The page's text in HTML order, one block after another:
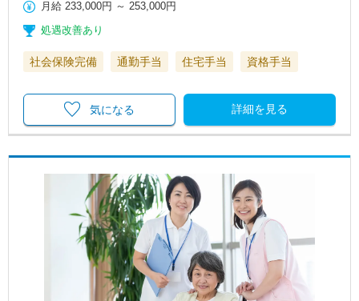
月給 233,000円 ～253,000円
処遇改善あり
社会保険完備 通勤手当 住宅手当 資格手当
詳細を見る
気になる